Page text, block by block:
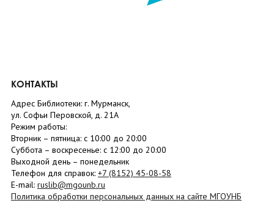
КОНТАКТЫ
Адрес Библиотеки: г. Мурманск,
ул. Софьи Перовской, д. 21А
Режим работы:
Вторник – пятница: с 10:00 до 20:00
Суббота – воскресенье: c 12:00 до 20:00
Выходной день – понедельник
Телефон для справок: +7 (8152) 45-08-58
E-mail: ruslib@mgounb.ru
Политика обработки персональных данных на сайте МГОУНБ